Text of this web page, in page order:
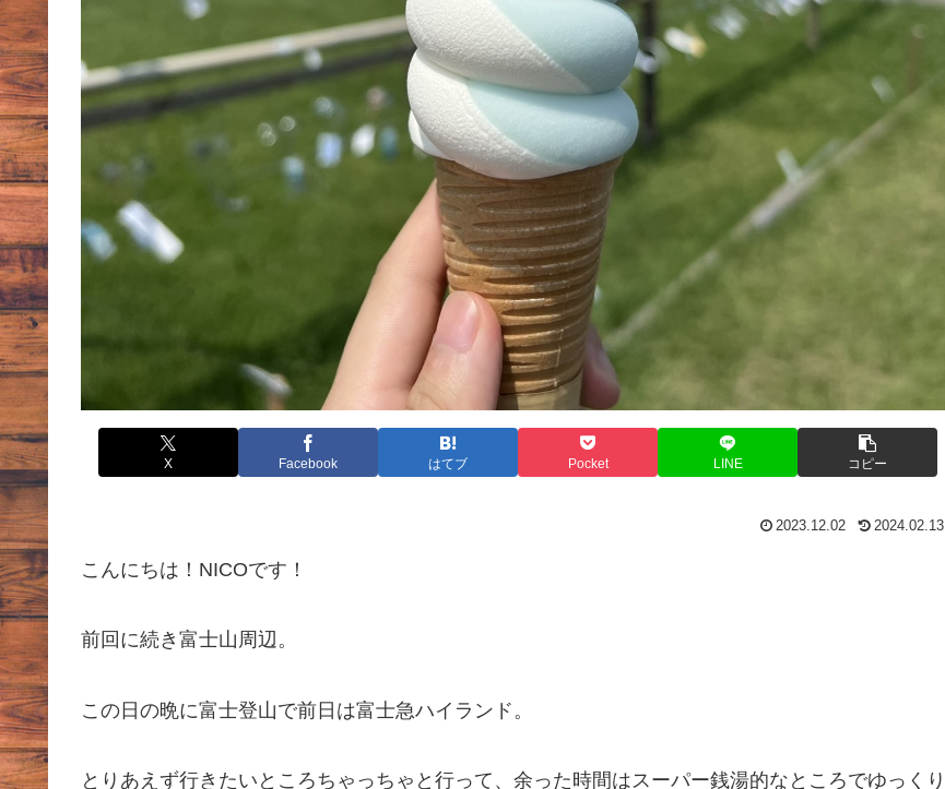
X Facebook はてブ Pocket LINE コピー
2023.12.02 2024.02.13
こんにちは！NICOです！
前回に続き富士山周辺。
この日の晩に富士登山で前日は富士急ハイランド。
とりあえず行きたいところちゃっちゃと行って、余った時間はスーパー銭湯的なところでゆっくり